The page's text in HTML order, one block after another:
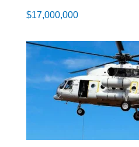
$17,000,000